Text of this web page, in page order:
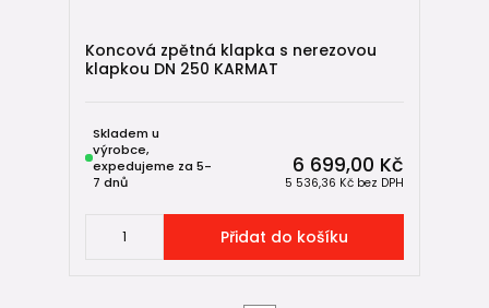
Koncová zpětná klapka s nerezovou
klapkou DN 250 KARMAT
6 699,00 Kč
5 536,36 Kč bez DPH
Skladem u
výrobce,
expedujeme za 5-
7 dnů
Přidat do košíku